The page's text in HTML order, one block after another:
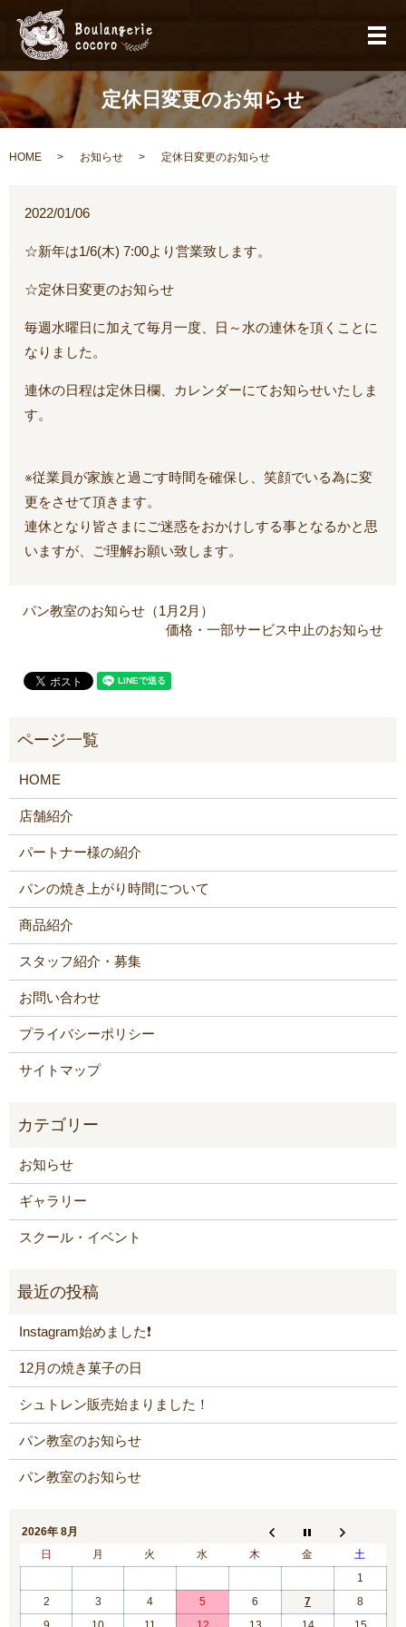
メ
定休日変更のお知らせ
HOME お知らせ 定休日変更のお知らせ
2022/01/06
☆新年は1/6(木) 7:00より営業致します。
☆定休日変更のお知らせ
毎週水曜日に加えて毎月一度、日～水の連休を頂くことに
なりました。
連休の日程は定休日欄、カレンダーにてお知らせいたしま
す。
※従業員が家族と過ごす時間を確保し、笑顔でいる為に変
更をさせて頂きます。
連休となり皆さまにご迷惑をおかけしする事となるかと思
いますが、ご理解お願い致します。
パン教室のお知らせ（1月2月）
価格・一部サービス中止のお知らせ
HOME
店舗紹介
パートナー様の紹介
パンの焼き上がり時間について
商品紹介
スタッフ紹介・募集
お問い合わせ
プライバシーポリシー
サイトマップ
お知らせ
ギャラリー
スクール・イベント
Instagram始めました❗️
12月の焼き菓子の日
シュトレン販売始まりました！
パン教室のお知らせ
パン教室のお知らせ
2026年 8月
日
月 火 水 木 金
土
1
2
3 4 5 6 7
8